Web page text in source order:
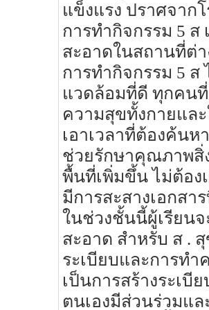
แข็งแรง ปราศจาก
การทำกิจกรรม 5 ส
สะอาดในสถานที่ต่า
การทำกิจกรรม 5
แวดล้อมที่ดี ทุกคนที่
ความสุขทั้งกายและ
เอาเวลาที่ต้องค้น
ช่วยรักษาคุณภาพสิ่
พื้นที่เพิ่มขึ้น ไม่ต้อง
มีการสะสางเอกส
ในช่วงชั้นนี้ผู้เรียนจ
สะอาด สำหรับ ส .
ระเบียบและการทำ
เป็นการสร้างระเ
ตนเองมีส่วนร่วมแ